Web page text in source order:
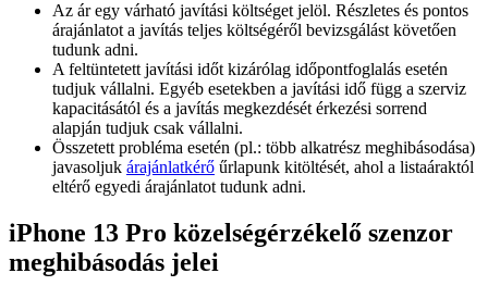
Az ár egy várható javítási költséget jelöl. Részletes és pontos
árajánlatot a javítás teljes költségéről bevizsgálást követően
tudunk adni.
A feltüntetett javítási időt kizárólag időpontfoglalás esetén
tudjuk vállalni. Egyéb esetekben a javítási idő függ a szerviz
kapacitásától és a javítás megkezdését érkezési sorrend
alapján tudjuk csak vállalni.
Összetett probléma esetén (pl.: több alkatrész meghibásodása)
javasoljuk árajánlatkérő űrlapunk kitöltését, ahol a listaáraktól
eltérő egyedi árajánlatot tudunk adni.
iPhone 13 Pro közelségérzékelő szenzor
meghibásodás jelei